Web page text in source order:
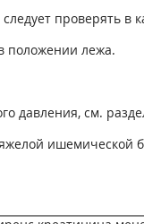
проверять в
положении лежа.
давления, см.
ишемической